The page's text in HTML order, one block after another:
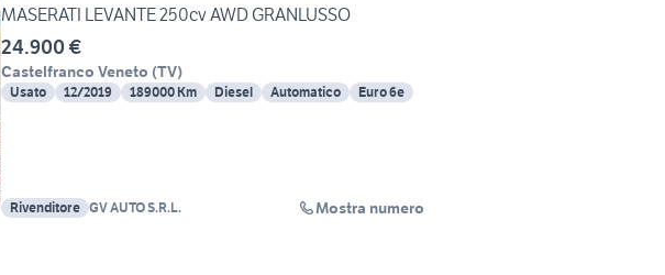
MASERATI LEVANTE 250cv AWD GRANLUSSO
24.900 €
Castelfranco Veneto (TV)
Usato 12/2019 189000 Km Diesel Automatico Euro 6e
Rivenditore GV AUTO S.R.L. Mostra numero